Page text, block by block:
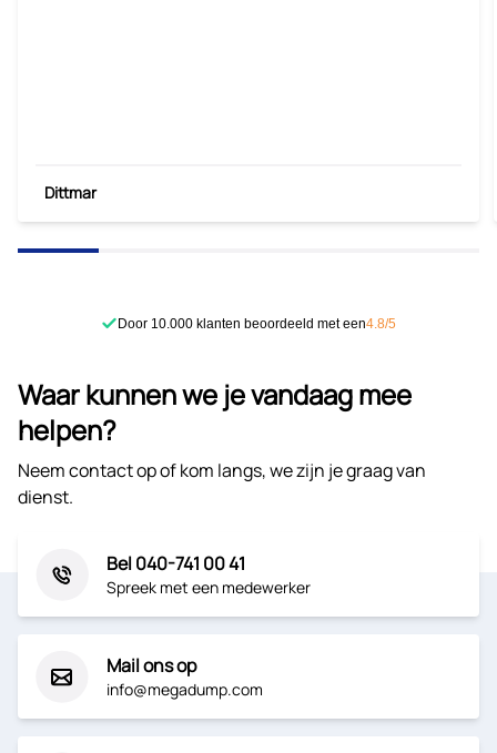
Dittmar
Door 10.000 klanten beoordeeld met een4.8/5
Waar kunnen we je vandaag mee
helpen?
Neem contact op of kom langs, we zijn je graag van
dienst.
Bel 040-741 00 41
Spreek met een medewerker
Mail ons op
info@megadump.com